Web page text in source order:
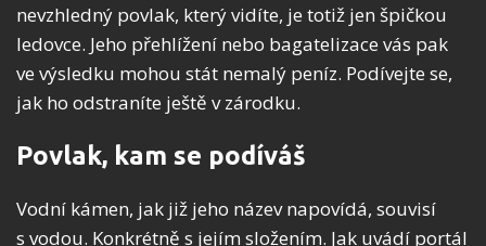
nevzhledný povlak, který vidíte, je totiž jen špičkou
ledovce. Jeho přehlížení nebo bagatelizace vás pak
ve výsledku mohou stát nemalý peníz. Podívejte se,
jak ho odstraníte ještě v zárodku.
Povlak, kam se podíváš
Vodní kámen, jak již jeho název napovídá, souvisí
s vodou. Konkrétně s jejím složením. Jak uvádí portál